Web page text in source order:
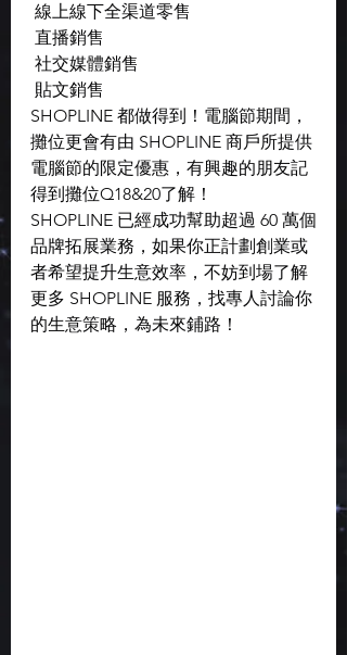
線上線下全渠道零售
直播銷售
社交媒體銷售
貼文銷售
SHOPLINE 都做得到！電腦節期間，
攤位更會有由 SHOPLINE 商戶所提供
電腦節的限定優惠，有興趣的朋友記
得到攤位Q18&20了解！
SHOPLINE 已經成功幫助超過 60 萬個
品牌拓展業務，如果你正計劃創業或
者希望提升生意效率，不妨到場了解
更多 SHOPLINE 服務，找專人討論你
的生意策略，為未來鋪路！